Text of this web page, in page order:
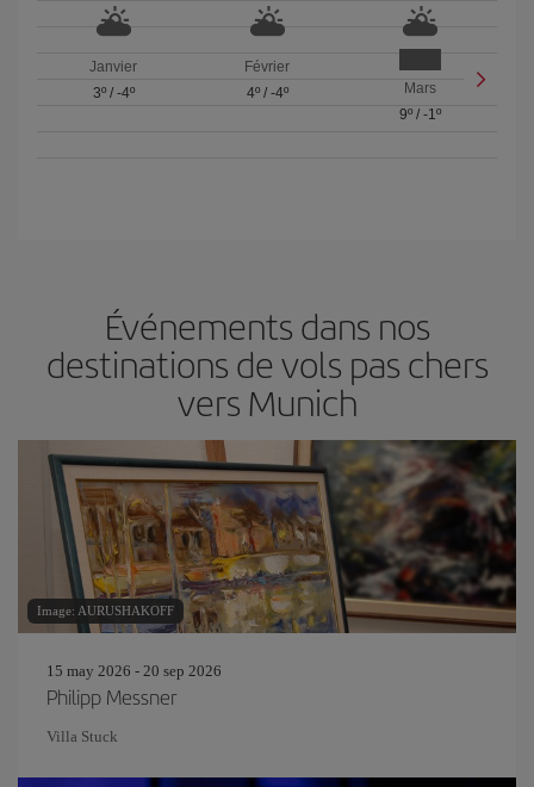
Janvier
3º/ -4º
Février
4º/ -4º
Mars
9º /-1º
Événements dans nos
destinations de vols pas chers
vers Munich
Image: AURUSHAKOFF
15 may 2026 - 20 sep 2026
Philipp Messner
Villa Stuck